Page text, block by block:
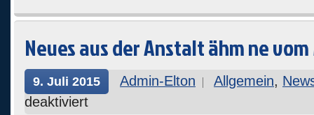
Neues aus der Anstalt ähm ne
9. Juli 2015 Admin-Elton Allgemein,
deaktiviert